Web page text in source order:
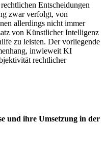
Entscheidungen
zwar verfolgt, von
allerdings nicht immer
von Künstlicher Intelligenz
zu leisten. Der vorliegende
inwieweit KI
rechtlicher
und ihre Umsetzung in der